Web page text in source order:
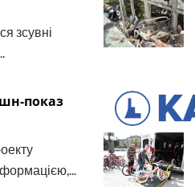
зсувні
показ